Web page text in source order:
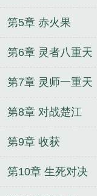
第5章 赤火果
第6章 灵者八重天
第7章 灵师一重天
第8章 对战楚江
第9章 收获
第10章 生死对决